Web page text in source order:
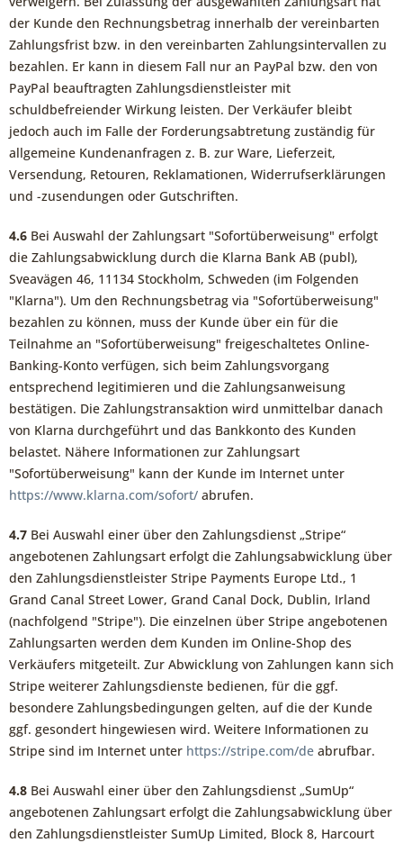
der Kunde den Rechnungsbetrag innerhalb der vereinbarten
Zahlungsfrist bzw. in den vereinbarten Zahlungsintervallen zu
bezahlen. Er kann in diesem Fall nur an PayPal bzw. den von
PayPal beauftragten Zahlungsdienstleister mit
schuldbefreiender Wirkung leisten. Der Verkäufer bleibt
jedoch auch im Falle der Forderungsabtretung zuständig für
allgemeine Kundenanfragen z. B. zur Ware, Lieferzeit,
Versendung, Retouren, Reklamationen, Widerrufserklärungen
und -zusendungen oder Gutschriften.
4.6 Bei Auswahl der Zahlungsart "Sofortüberweisung" erfolgt
die Zahlungsabwicklung durch die Klarna Bank AB (publ),
Sveavägen 46, 11134 Stockholm, Schweden (im Folgenden
"Klarna"). Um den Rechnungsbetrag via "Sofortüberweisung"
bezahlen zu können, muss der Kunde über ein für die
Teilnahme an "Sofortüberweisung" freigeschaltetes Online-
Banking-Konto verfügen, sich beim Zahlungsvorgang
entsprechend legitimieren und die Zahlungsanweisung
bestätigen. Die Zahlungstransaktion wird unmittelbar danach
von Klarna durchgeführt und das Bankkonto des Kunden
belastet. Nähere Informationen zur Zahlungsart
"Sofortüberweisung" kann der Kunde im Internet unter
https://www.klarna.com/sofort/ abrufen.
4.7 Bei Auswahl einer über den Zahlungsdienst „Stripe“
angebotenen Zahlungsart erfolgt die Zahlungsabwicklung über
den Zahlungsdienstleister Stripe Payments Europe Ltd., 1
Grand Canal Street Lower, Grand Canal Dock, Dublin, Irland
(nachfolgend "Stripe"). Die einzelnen über Stripe angebotenen
Zahlungsarten werden dem Kunden im Online-Shop des
Verkäufers mitgeteilt. Zur Abwicklung von Zahlungen kann sich
Stripe weiterer Zahlungsdienste bedienen, für die ggf.
besondere Zahlungsbedingungen gelten, auf die der Kunde
ggf. gesondert hingewiesen wird. Weitere Informationen zu
Stripe sind im Internet unter https://stripe.com/de abrufbar.
4.8 Bei Auswahl einer über den Zahlungsdienst „SumUp“
angebotenen Zahlungsart erfolgt die Zahlungsabwicklung über
den Zahlungsdienstleister SumUp Limited, Block 8, Harcourt